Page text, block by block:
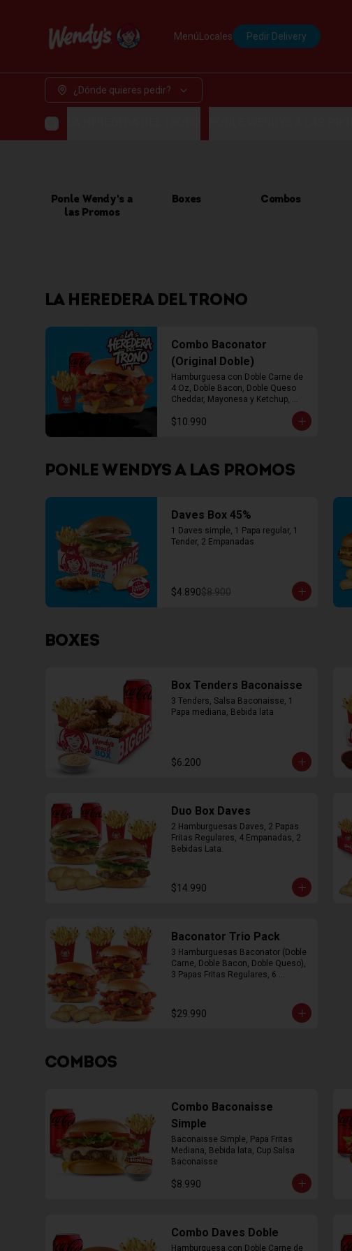
Menú Locales Pedir Delivery
¿Dónde quieres pedir?
Ponle Wendy's a
las Promos
Boxes Combos
LA HEREDERA DEL TRONO
Combo Baconator
(Original Doble)
Hamburguesa con Doble Carne de
4 Oz, Doble Bacon, Doble Queso
Cheddar, Mayonesa y Ketchup,
Papas Fritas Mediana, Bebida Lata
$10.990
PONLE WENDYS A LAS PROMOS
Daves Box 45%
1 Daves simple, 1 Papa regular, 1
Tender, 2 Empanadas
$4.890$8.900
BOXES
Box Tenders Baconaisse
3 Tenders, Salsa Baconaisse, 1
Papa mediana, Bebida lata
$6.200
Duo Box Daves
2 Hamburguesas Daves, 2 Papas
Fritas Regulares, 4 Empanadas, 2
Bebidas Lata.
$14.990
Baconator Trio Pack
3 Hamburguesas Baconator (Doble
Carne, Doble Bacon, Doble Queso),
3 Papas Fritas Regulares, 6
$29.990
COMBOS
Combo Baconaisse
Simple
Baconaisse Simple, Papa Fritas
Mediana, Bebida lata, Cup Salsa
Baconaisse
$8.990
Combo Daves Doble
Hamburguesa con Doble Carne de